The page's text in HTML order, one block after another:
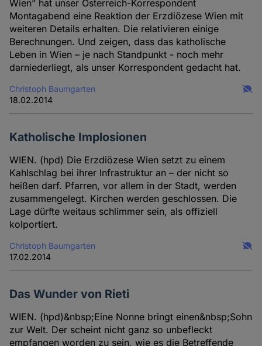
Wien” hat unser Österreich-Korrespondent
Montagabend eine Reaktion der Erzdiözese Wien mit
weiteren Details erhalten. Die relativieren einige
Berechnungen. Und zeigen, dass das katholische
Leben in Wien – je nach Standpunkt - noch mehr
darniederliegt, als unser Korrespondent gedacht hat.
Christoph Baumgarten
18.02.2014
Katholische Implosionen
WIEN. (hpd) Die Erzdiözese Wien setzt zu einem
Kahlschlag bei ihrer Infrastruktur an – der nicht so
heißen darf. Pfarren, vor allem in der Stadt, werden
zusammengelegt. Kirchen werden geschlossen. Die
Lage dürfte weitaus schlimmer sein, als offiziell
kolportiert.
Christoph Baumgarten
17.02.2014
Das Wunder von Rieti
WIEN. (hpd)&nbsp;Eine Nonne bringt einen&nbsp;Sohn
zur Welt. Der scheint nicht ganz so unbefleckt
empfangen worden zu sein, wie es die Betreffende